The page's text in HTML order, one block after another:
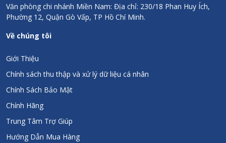
Thông tin thương hiệu
Sanct Bernhard là một trong những hãng sản xuất dược mỹ
phẩm hàng đầu tại Đức và Châu Âu. Thành lập từ năm 1903
người. Là một trong những thương hiệu lâu đời và có chất
100 Quốc gia trên thế giới trong đó có hơn 30 nước Châu Âu.
Thanh Trang Pharma tự hào là đơn vị phân phối các sản phẩm
Đức tại Việt Nam.
Chính sách đổi trả
Văn phòng chi nhánh Miền Nam: Địa chỉ: 230/18 Phan Huy Ích,
Phường 12, Quận Gò Vấp, TP Hồ Chí Minh.
Về chúng tôi
Giới Thiệu
Chính sách thu thập và xử lý dữ liệu cá nhân
Chính Sách Bảo Mật
Chính Hãng
Trung Tâm Trợ Giúp
Hướng Dẫn Mua Hàng